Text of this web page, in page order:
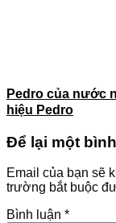
Pedro của nước
hiệu Pedro
Để lại một
Email của bạn sẽ
trường bắt buộc
Bình luận *